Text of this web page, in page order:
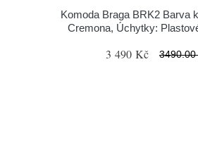
Komoda Braga BRK2 Barva
Cremona, Úchytky:
3 490 Kč 3490.00